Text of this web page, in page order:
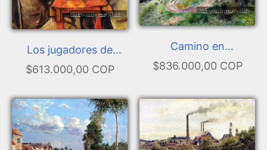
Los jugadores de
cartas
$613.000,00 COP
Camino en
Wargemont
$836.000,00 COP